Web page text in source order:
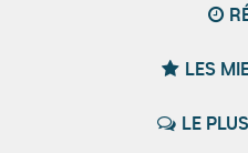
LES
LE